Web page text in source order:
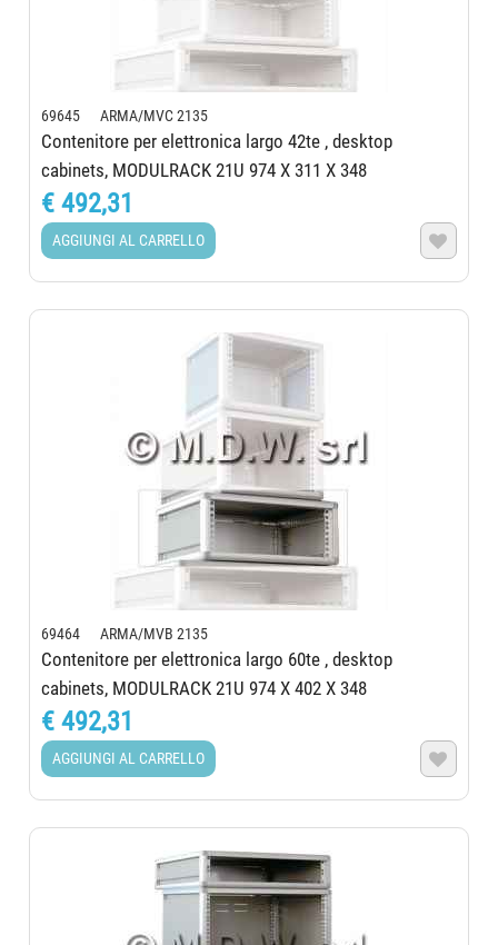
69645 ARMA/MVC 2135
Contenitore per elettronica largo 42te , desktop
cabinets, MODULRACK 21U 974 X 311 X 348
€ 492,31
AGGIUNGI AL CARRELLO 
69464 ARMA/MVB 2135
Contenitore per elettronica largo 60te , desktop
cabinets, MODULRACK 21U 974 X 402 X 348
€ 492,31
AGGIUNGI AL CARRELLO 